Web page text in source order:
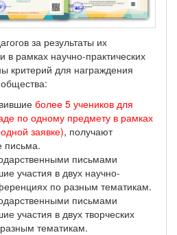
за результаты их
в рамках научно-практических
критерий для награждения
более 5 учеников для
по одному предмету в рамках
заявке), получают
письма.
письмами
участия в двух научно-
по разным тематикам.
письмами
участия в двух творческих
тематикам.